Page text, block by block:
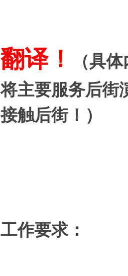
翻译！
（具
将主要服务后街
接触后街！）
工作要求：